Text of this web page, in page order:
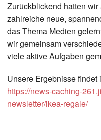
Zurückblickend hatten
zahlreiche neue,
das Thema Medien
wir gemeinsam
viele aktive Aufgaben
Unsere Ergebnisse findet
https://news-caching-
newsletter/ikea-regale/